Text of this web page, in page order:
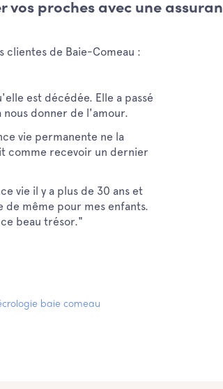
vos proches avec une
clientes de Baie-Comeau :
est décédée. Elle a passé
nous donner de l'amour.
vie permanente ne la
comme recevoir un dernier
vie il y a plus de 30 ans et
de même pour mes enfants.
beau trésor."